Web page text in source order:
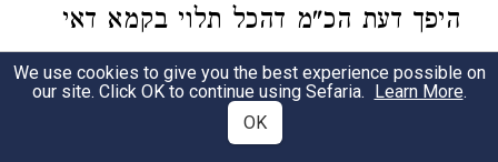
היפך דעת הכ"מ דהכל תלוי בקמא דאי
מתרו בקמא ואמרי ליה דאי אינו מעביר
כוליה זרעיה דמיחייב סקילה וקביל עליה
We use cookies to give you the best experience possible on
our site. Click OK to continue using Sefaria. Learn More.
OK